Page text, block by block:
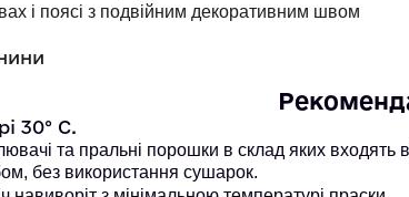
і поясі з подвійним декоративним швом
30° С.
та пральні порошки в склад яких входять
без використання сушарок.